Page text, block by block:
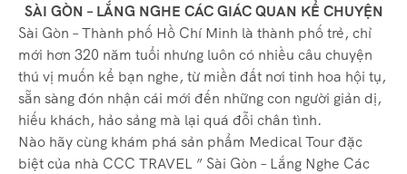
SÀI GÒN – LẮNG NGHE CÁC GIÁC QUAN KỂ CHUYỆN
Sài Gòn – Thành phố Hồ Chí Minh là thành phố trẻ, chỉ
mới hơn 320 năm tuổi nhưng luôn có nhiều câu chuyện
thú vị muốn kể bạn nghe, từ miền đất nơi tinh hoa hội tụ,
sẵn sàng đón nhận cái mới đến những con người giản dị,
hiếu khách, hảo sảng mà lại quá đỗi chân tình.
Nào hãy cùng khám phá sản phẩm Medical Tour đặc
biệt của nhà CCC TRAVEL ” Sài Gòn – Lắng Nghe Các